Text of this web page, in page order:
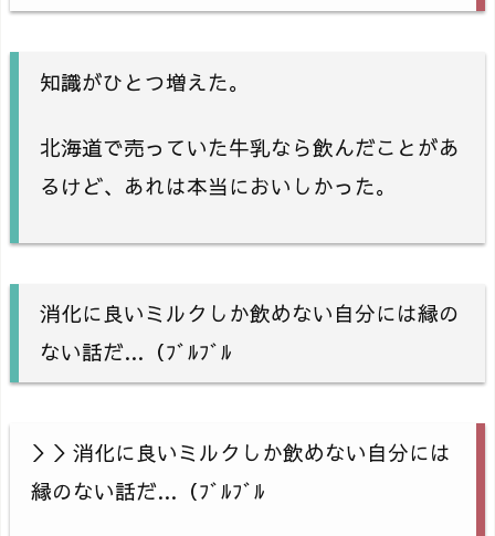
知識がひとつ増えた。
北海道で売っていた牛乳なら飲んだことがあ
るけど、あれは本当においしかった。
消化に良いミルクしか飲めない自分には縁の
ない話だ…（ﾌﾞﾙﾌﾞﾙ
＞＞消化に良いミルクしか飲めない自分には
縁のない話だ…（ﾌﾞﾙﾌﾞﾙ